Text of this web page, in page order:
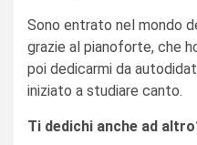
Sono entrato nel mondo
grazie al pianoforte, che
poi dedicarmi da
iniziato a studiare canto.
Ti dedichi anche ad